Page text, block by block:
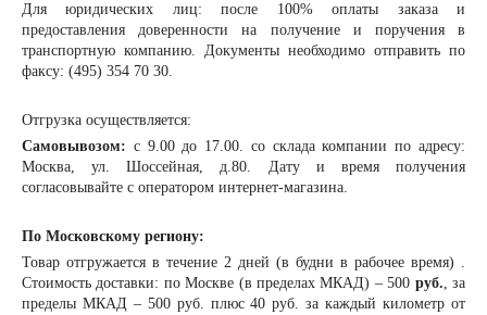
Для юридических лиц: после 100% оплаты заказа и
предоставления доверенности на получение и поручения в
транспортную компанию. Документы необходимо отправить по
факсу: (495) 354 70 30.
Отгрузка осуществляется:
Самовывозом: с 9.00 до 17.00. со склада компании по адресу:
Москва, ул. Шоссейная, д.80. Дату и время получения
согласовывайте с оператором интернет-магазина.
По Московскому региону:
Товар отгружается в течение 2 дней (в будни в рабочее время) .
Стоимость доставки: по Москве (в пределах МКАД) – 500 руб., за
пределы МКАД – 500 руб. плюс 40 руб. за каждый километр от